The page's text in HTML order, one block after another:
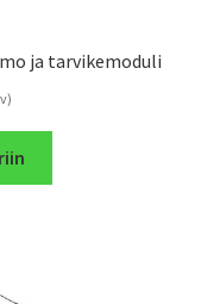
ja tarvikemoduli